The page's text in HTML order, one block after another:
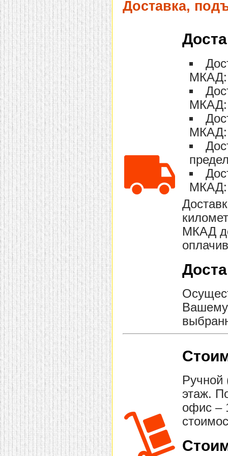
домашнем использовании.
Эта мебель имеет
некоторые преимущества
перед той же стенкой для
гостиной, к примеру,
поскольку она более
легкая и не загромождает
пространство. В спальне
этот предмет можно
поставить у изголовья
кровати, чтобы заполнить
пустующее там
место. Также стеллажи
очень часто используют в
качестве разграничителей
комнаты, например, на
рабочую зону и
пространство для отдыха.
Особенно это актуально
для однокомнатных
квартир.
Доставка,
МКАД:
МКАД:
МКАД:
МКАД:
МКАД
Вашему
Ручной
этаж.
офис –